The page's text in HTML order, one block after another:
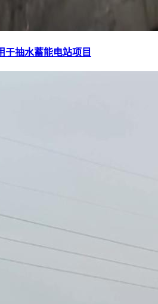
于抽水蓄能电站项目